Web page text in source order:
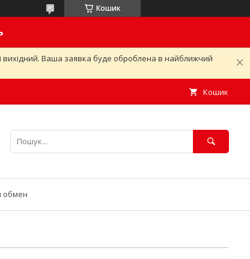
Кошик
вихідний. Ваша заявка буде оброблена в найближчий
Кошик
обмен